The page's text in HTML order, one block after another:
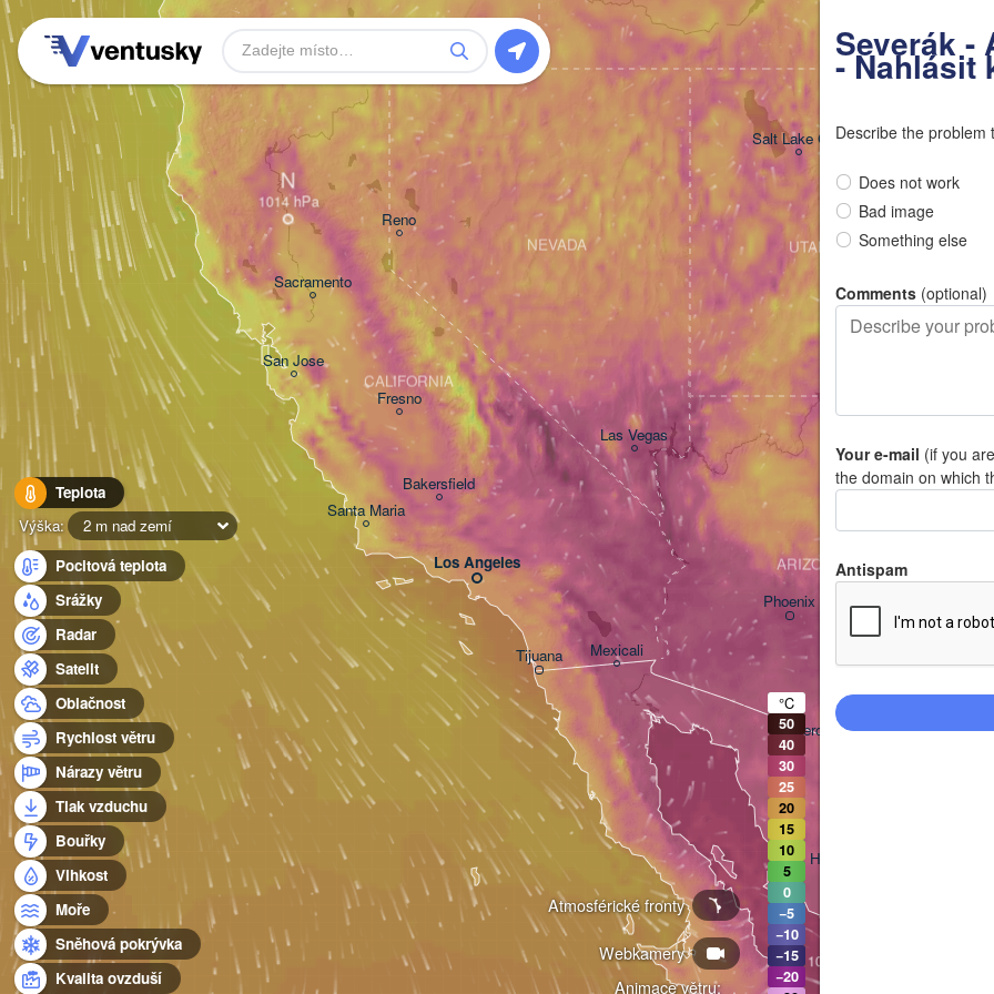
Severák -
- Nahlásit
Describe the problem
Does not work
Bad image
Something else
Comments (optional)
Your e-mail (if you
the domain on which
Antispam
Teplota
Výška:
2 m nad zemí
Pocitová teplota
Srážky
Radar
Satelit
Oblačnost
Rychlost větru
Nárazy větru
Tlak vzduchu
Bouřky
Vlhkost
Moře
Sněhová pokrývka
Kvalita ovzduší
Animace větru:
Webkamery
Atmosférické fronty
Los Angeles
Tijuana
San Jose
Las Vegas
Mexicali
Fresno
Reno
Santa Maria
Bakersfield
Sacramento
CALIFORNIA
NEVADA
Phoenix
Salt Lake City
ARIZONA
UTAH
Hermosillo
Heroica Nogales
N
°C
50
40
30
25
20
15
10
5
0
−5
−10
−15
−20